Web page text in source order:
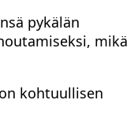
pykälän
mikä
kohtuullisen